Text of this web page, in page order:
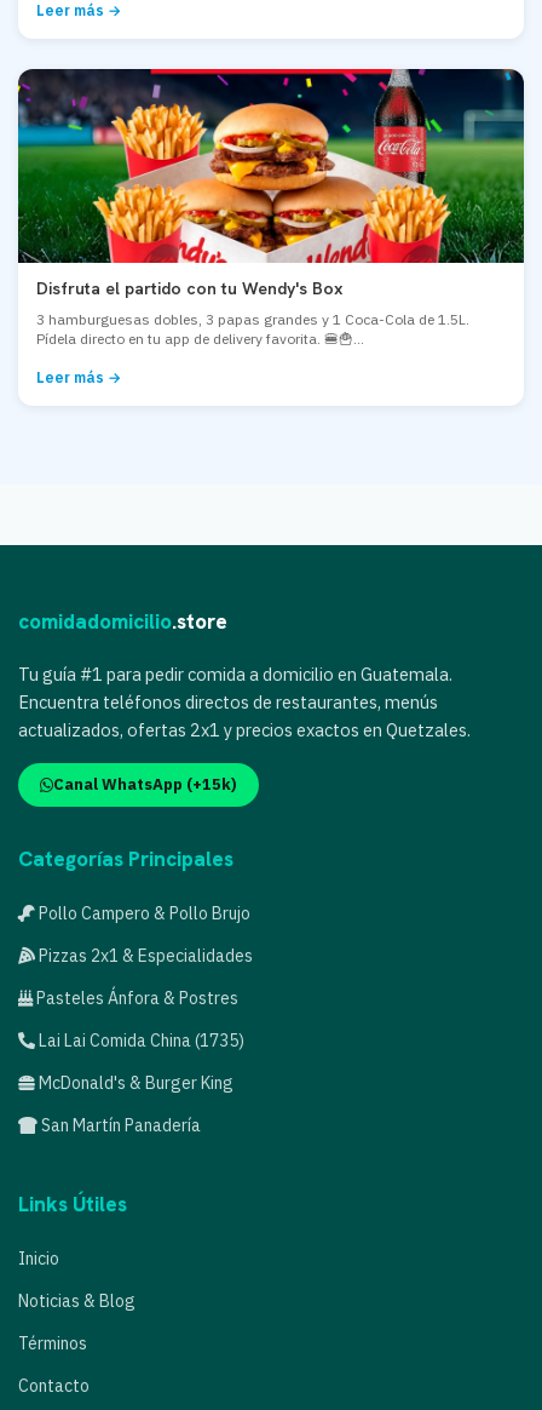
Leer más →
Disfruta el partido con tu Wendy's Box
3 hamburguesas dobles, 3 papas grandes y 1 Coca-Cola de 1.5L.
Pídela directo en tu app de delivery favorita. 🍔🍟...
Leer más →
comidadomicilio.store
Tu guía #1 para pedir comida a domicilio en Guatemala.
Encuentra teléfonos directos de restaurantes, menús
actualizados, ofertas 2x1 y precios exactos en Quetzales.
Canal WhatsApp (+15k)
Categorías Principales
Pollo Campero & Pollo Brujo
Pizzas 2x1 & Especialidades
Pasteles Ánfora & Postres
Lai Lai Comida China (1735)
McDonald's & Burger King
San Martín Panadería
Links Útiles
Inicio
Noticias & Blog
Términos
Contacto